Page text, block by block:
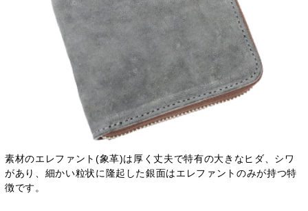
素材のエレファント(象革)は厚く丈夫で特有の大きなヒダ、シワ
があり、細かい粒状に隆起した銀面はエレファントのみが持つ特
徴です。